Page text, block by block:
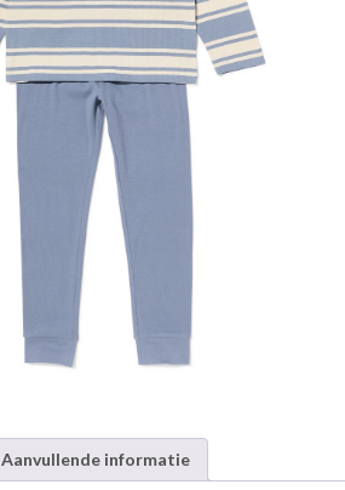
Aanvullende informatie